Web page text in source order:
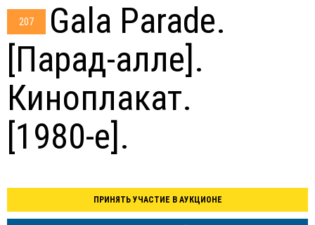
207
Gala Parade.
[Парад-алле].
Киноплакат.
[1980-е].
ПРИНЯТЬ УЧАСТИЕ В АУКЦИОНЕ